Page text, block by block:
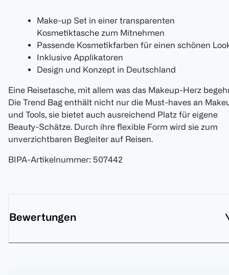
Make-up Set in einer transparenten
Kosmetiktasche zum Mitnehmen
Passende Kosmetikfarben für einen schönen
Inklusive Applikatoren
Design und Konzept in Deutschland
Eine Reisetasche, mit allem was das Makeup-Herz
Die Trend Bag enthält nicht nur die Must-haves an
und Tools, sie bietet auch ausreichend Platz für eigene
Beauty-Schätze. Durch ihre flexible Form wird sie zum
unverzichtbaren Begleiter auf Reisen.
BIPA-Artikelnummer: 507442
Bewertungen